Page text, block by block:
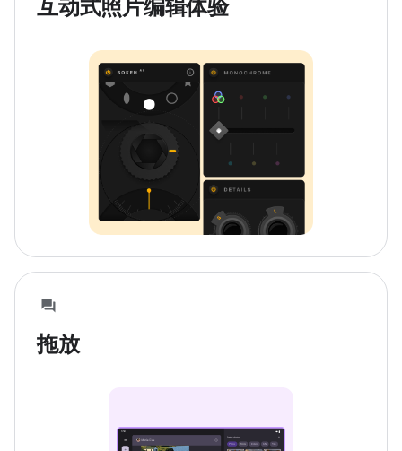
互动式照片编辑体验
拖放